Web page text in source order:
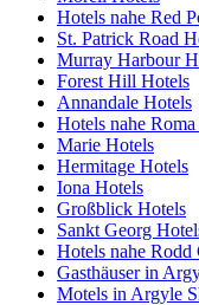
Hotels nahe Red
St. Patrick Road
Murray Harbour
Forest Hill Hotels
Annandale Hotels
Hotels nahe
Marie Hotels
Hermitage Hotels
Iona Hotels
Großblick Hotels
Sankt Georg
Hotels nahe
Gasthäuser in
Motels in Argyle